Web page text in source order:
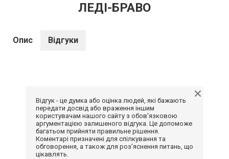
ЛЕДІ-БРАВО
Опис Відгуки
Відгук - це думка або оцінка людей, які бажають
передати досвід або враження іншим
користувачам нашого сайту з обов'язковою
аргументацією залишеного відгука. Це допоможе
багатьом прийняти правильне рішення.
Коментарі призначені для спілкування та
обговорення, а також для роз'яснення питань, що
цікавлять.